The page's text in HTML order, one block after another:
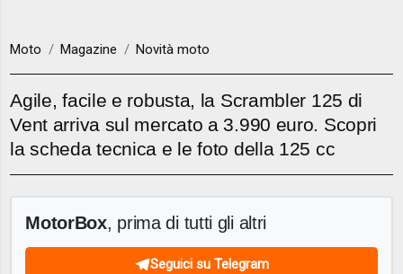
Moto Magazine Novità moto
Agile, facile e robusta, la Scrambler 125 di
Vent arriva sul mercato a 3.990 euro. Scopri
la scheda tecnica e le foto della 125 cc
MotorBox, prima di tutti gli altri
Seguici su Telegram